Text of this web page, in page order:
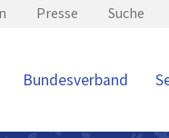
Presse Suche
Bundesverband